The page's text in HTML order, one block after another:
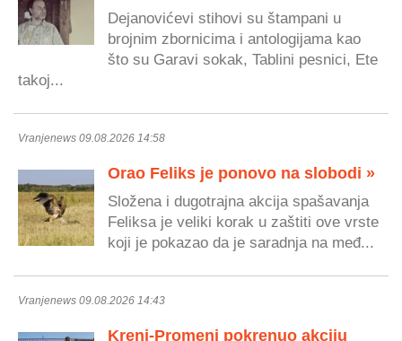
Dejanovićevi stihovi su štampani u
brojnim zbornicima i antologijama kao
što su Garavi sokak, Tablini pesnici, Ete
takoj...
Vranjenews 09.08.2026 14:58
Orao Feliks je ponovo na slobodi »
Složena i dugotrajna akcija spašavanja
Feliksa je veliki korak u zaštiti ove vrste
koji je pokazao da je saradnja na međ...
Vranjenews 09.08.2026 14:43
Kreni-Promeni pokrenuo akciju